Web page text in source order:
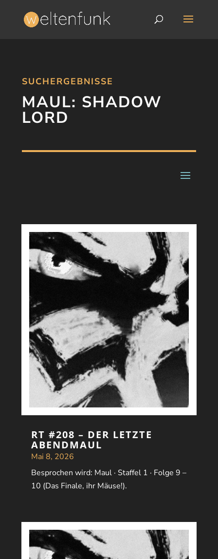
SUCHERGEBNISSE
MAUL: SHADOW
LORD
RT #208 – DER LETZTE
ABENDMAUL
Mai 8, 2026
Besprochen wird: Maul · Staffel 1 · Folge 9 –
10 (Das Finale, ihr Mäuse!).